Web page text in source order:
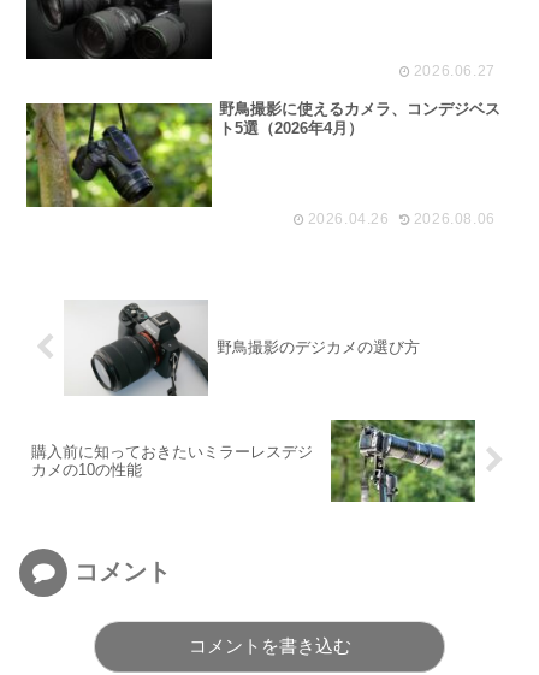
2026.06.27
野鳥撮影に使えるカメラ、コンデジベス
ト5選（2026年4月）
2026.04.26 2026.08.06
野鳥撮影のデジカメの選び方
購入前に知っておきたいミラーレスデジ
カメの10の性能
コメント
コメントを書き込む